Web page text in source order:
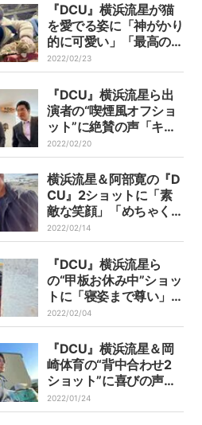
『DCU』横浜流星が猫
を愛でる姿に「神がかり
的に可愛い」「最高の癒
し」と悶絶の声殺到
2022/02/23
『DCU』横浜流星ら出
演者の“喫煙風オフショ
ット”に絶賛の声「キメ
キメかっこよー」「イケ
てる三人組」
2022/02/20
横浜流星＆阿部寛の『D
CU』2ショットに「素
敵な笑顔」「めちゃくち
ゃいい写真」の声
2022/02/14
『DCU』横浜流星ら
の“甲板お休み中”ショッ
トに「寝姿まで尊い」
「頑張ってください」の
声
2022/02/04
『DCU』横浜流星＆岡
崎体育の“背中合わせ2
ショット”に喜びの声！
「とっても仲良さげ」
「表情が面白すぎ」
2022/01/24